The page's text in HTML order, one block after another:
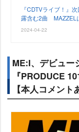
『CDTVライブ！』
露含む2曲 MAZZEL
2024-04-22
ME:I、デビュ
『PRODUCE
【本人コメント